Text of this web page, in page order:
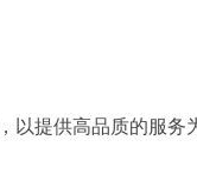
提供高品质的服务